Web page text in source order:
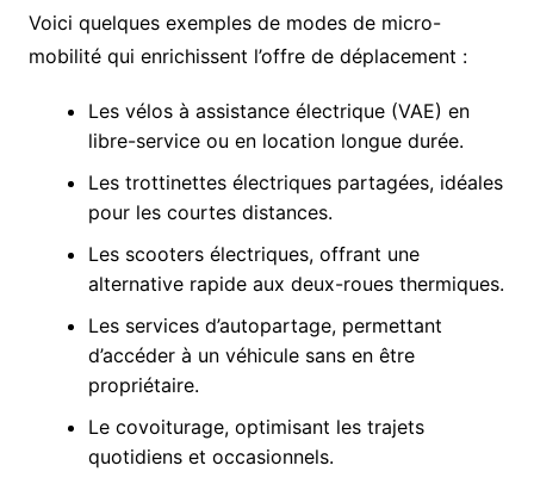
Voici quelques exemples de modes de micro-
mobilité qui enrichissent l’offre de déplacement :
Les vélos à assistance électrique (VAE) en
libre-service ou en location longue durée.
Les trottinettes électriques partagées, idéales
pour les courtes distances.
Les scooters électriques, offrant une
alternative rapide aux deux-roues thermiques.
Les services d’autopartage, permettant
d’accéder à un véhicule sans en être
propriétaire.
Le covoiturage, optimisant les trajets
quotidiens et occasionnels.